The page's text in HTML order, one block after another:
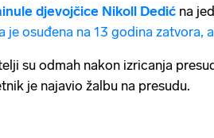
djevojčice Nikoll Dedić na
je osuđena na 13 godina zatvora,
su odmah nakon izricanja
je najavio žalbu na presudu.